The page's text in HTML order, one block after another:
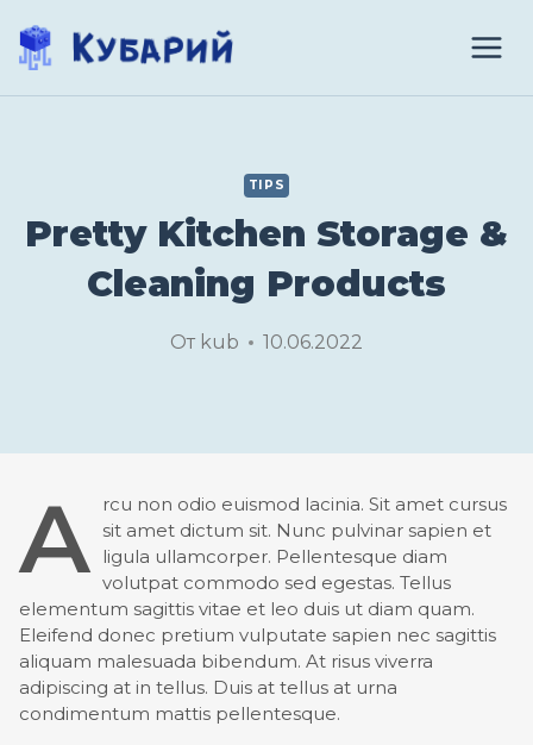
содержимому
TIPS
Pretty Kitchen Storage &
Cleaning Products
От kub 10.06.2022
A
rcu non odio euismod lacinia. Sit amet cursus
sit amet dictum sit. Nunc pulvinar sapien et
ligula ullamcorper. Pellentesque diam
volutpat commodo sed egestas. Tellus
elementum sagittis vitae et leo duis ut diam quam.
Eleifend donec pretium vulputate sapien nec sagittis
aliquam malesuada bibendum. At risus viverra
adipiscing at in tellus. Duis at tellus at urna
condimentum mattis pellentesque.